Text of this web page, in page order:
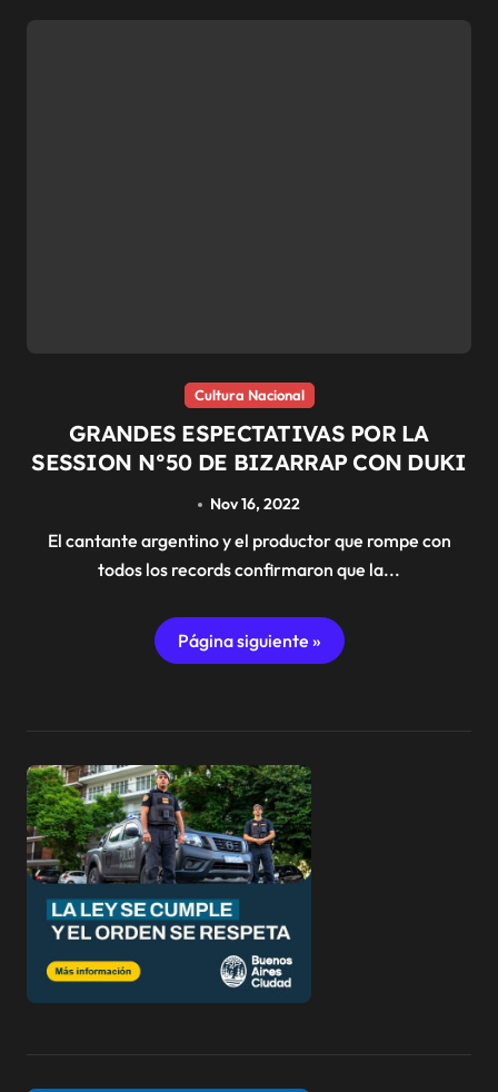
Cultura Nacional
GRANDES ESPECTATIVAS POR LA
SESSION N°50 DE BIZARRAP CON DUKI
Nov 16, 2022
El cantante argentino y el productor que rompe con
todos los records confirmaron que la...
Página siguiente »